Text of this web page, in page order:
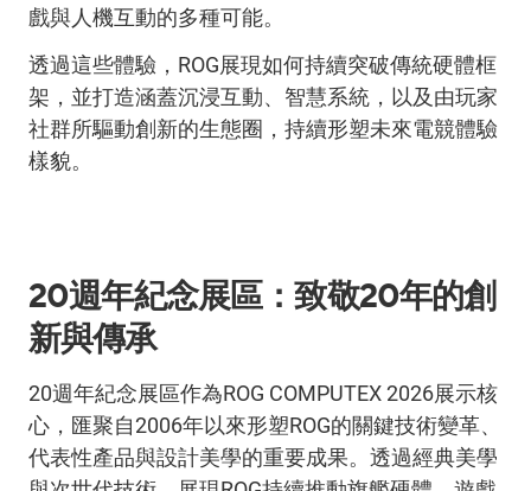
戲與人機互動的多種可能。
透過這些體驗， ROG展現如何持續突破傳統硬體框
架，並打造涵蓋沉浸互動、智慧系統，以及由玩家
社群所驅動創新的生態圈，持續形塑未來電競體驗
樣貌。
20週年紀念展區：致敬20年的創
新與傳承
20週年紀念展區作為ROG COMPUTEX 2026展示核
心，匯聚自2006年以來形塑ROG的關鍵技術變革、
代表性產品與設計美學的重要成果。透過經典美學